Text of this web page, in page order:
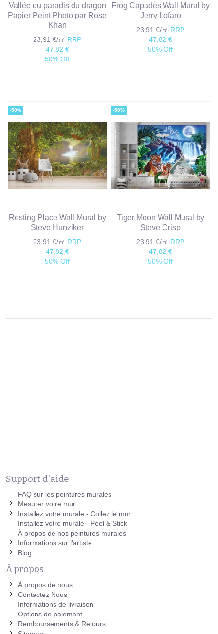
Vallée du paradis du dragon
Papier Peint Photo par Rose
Khan
23,91 €/㎡ RRP
47,82 €
50% Off
Frog Capades Wall Mural by
Jerry Lofaro
23,91 €/㎡ RRP
47,82 €
50% Off
-50%
Resting Place Wall Mural by
Steve Hunziker
23,91 €/㎡ RRP
47,82 €
50% Off
-50%
Tiger Moon Wall Mural by
Steve Crisp
23,91 €/㎡ RRP
47,82 €
50% Off
Support d'aide
FAQ sur les peintures murales
Mesurer votre mur
Installez votre murale - Collez le mur
Installez votre murale - Peel & Stick
À propos de nos peintures murales
Informations sur l'artiste
Blog
À propos
À propos de nous
Contactez Nous
Informations de livraison
Options de paiement
Remboursements & Retours